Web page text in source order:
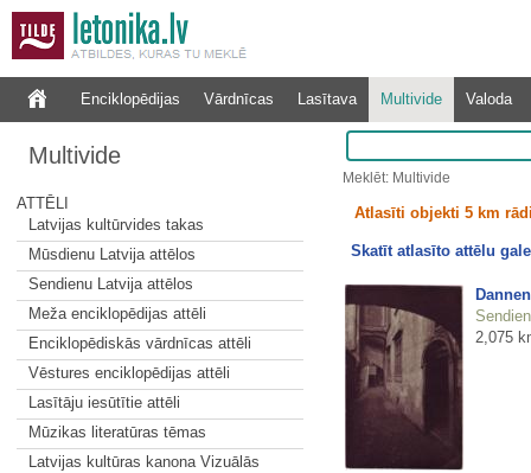
Enciklopēdijas Vārdnīcas Lasītava Multivide Valoda
Multivide
ATTĒLI
Latvijas kultūrvides takas
Mūsdienu Latvija attēlos
Sendienu Latvija attēlos
Meža enciklopēdijas attēli
Enciklopēdiskās vārdnīcas attēli
Vēstures enciklopēdijas attēli
Lasītāju iesūtītie attēli
Mūzikas literatūras tēmas
Latvijas kultūras kanona Vizuālās
Meklēt: Multivide
Atlasīti objekti 5 km
Skatīt atlasīto attēlu
2,075